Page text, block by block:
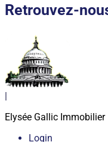
Retrouvez-
|
Elysée Gallic Immobilier
Login